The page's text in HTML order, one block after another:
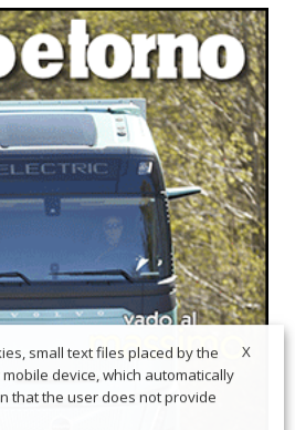
X
small text files placed by the
device, which automatically
that the user does not provide